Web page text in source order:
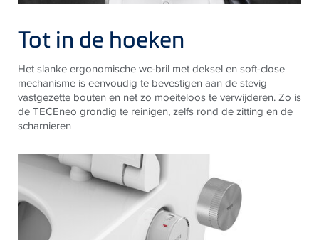
Tot in de hoeken
Het slanke ergonomische wc-bril met deksel en soft-close
mechanisme is eenvoudig te bevestigen aan de stevig
vastgezette bouten en net zo moeiteloos te verwijderen. Zo is
de TECEneo grondig te reinigen, zelfs rond de zitting en de
scharnieren